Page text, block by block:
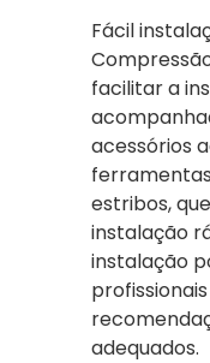
Fácil
facilitar a
acessórios
estribos,
instalação
instalação
adequados.